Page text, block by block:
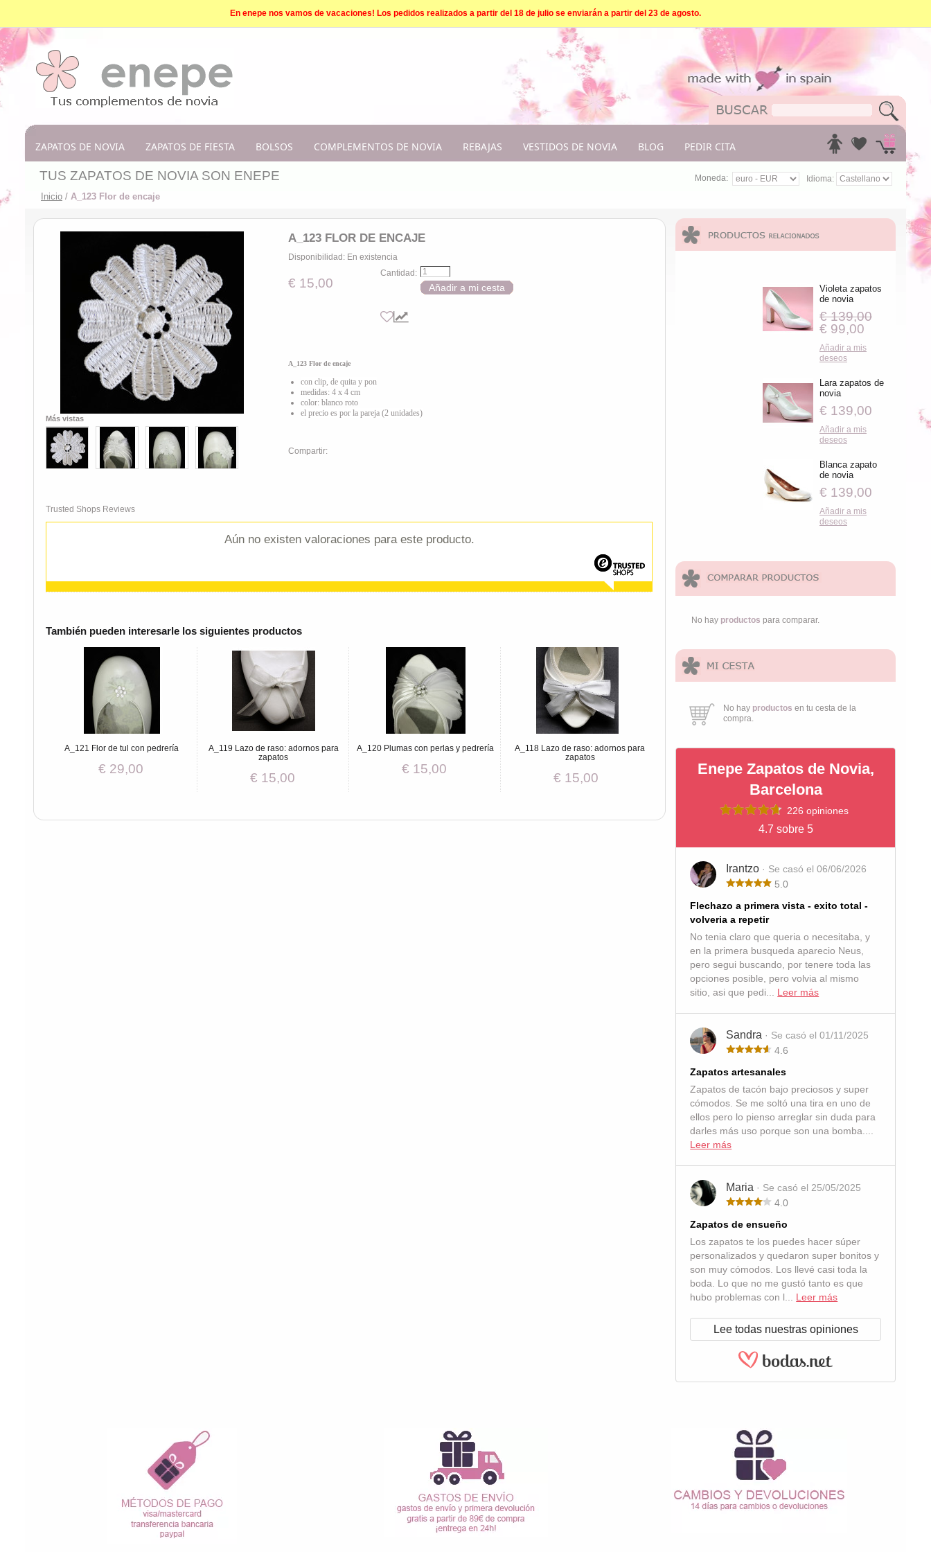
En enepe nos vamos de vacaciones! Los pedidos realizados a partir del 18 de julio se enviarán a partir del 23 de agosto.
ZAPATOS DE NOVIA ZAPATOS DE FIESTA BOLSOS COMPLEMENTOS DE NOVIA REBAJAS VESTIDOS DE NOVIA BLOG PEDIR CITA
Idioma:
Moneda:
TUS ZAPATOS DE NOVIA SON ENEPE
Inicio / A_123 Flor de encaje
Más vistas
A_123 FLOR DE ENCAJE
Disponibilidad: En existencia
€ 15,00
Cantidad:
Añadir a mi cesta
A_123 Flor de encaje
con clip, de quita y pon
medidas: 4 x 4 cm
color: blanco roto
el precio es por la pareja (2 unidades)
Compartir:
Trusted Shops Reviews
Aún no existen valoraciones para este producto.
También pueden interesarle los siguientes productos
A_121 Flor de tul con pedrería
€ 29,00
A_119 Lazo de raso: adornos para
zapatos
€ 15,00
A_120 Plumas con perlas y pedrería
€ 15,00
A_118 Lazo de raso: adornos para
zapatos
€ 15,00
Violeta zapatos
de novia
€ 139,00
€ 99,00
Añadir a mis
deseos
Lara zapatos de
novia
€ 139,00
Añadir a mis
deseos
Blanca zapato
de novia
€ 139,00
Añadir a mis
deseos
No hay productos para comparar.
No hay productos en tu cesta de la
compra.
Enepe Zapatos de Novia,
Barcelona
226 opiniones
4.7 sobre 5
Irantzo · Se casó el 06/06/2026
5.0
Flechazo a primera vista - exito total -
volveria a repetir
No tenia claro que queria o necesitaba, y
en la primera busqueda aparecio Neus,
pero segui buscando, por tenere toda las
opciones posible, pero volvia al mismo
sitio, asi que pedi... Leer más
Sandra · Se casó el 01/11/2025
4.6
Zapatos artesanales
Zapatos de tacón bajo preciosos y super
cómodos. Se me soltó una tira en uno de
ellos pero lo pienso arreglar sin duda para
darles más uso porque son una bomba....
Leer más
Maria · Se casó el 25/05/2025
4.0
Zapatos de ensueño
Los zapatos te los puedes hacer súper
personalizados y quedaron super bonitos y
son muy cómodos. Los llevé casi toda la
boda. Lo que no me gustó tanto es que
hubo problemas con l... Leer más
Lee todas nuestras opiniones